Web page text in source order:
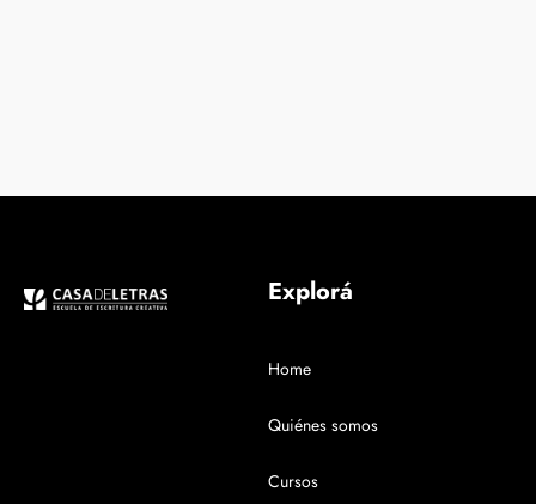
Explorá
Home
Quiénes somos
Cursos